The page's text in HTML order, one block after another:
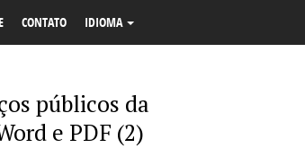
CONTATO IDIOMA
públicos da
e PDF (2)